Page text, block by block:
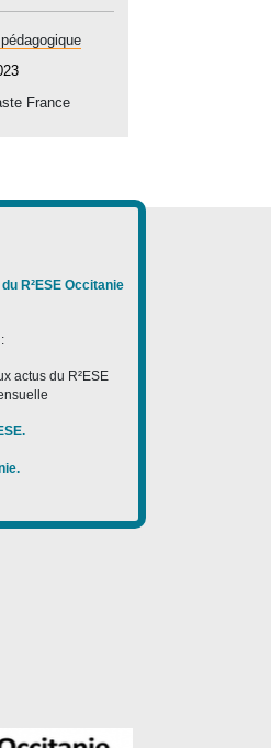
France
R²ESE Occitanie
actus du R²ESE